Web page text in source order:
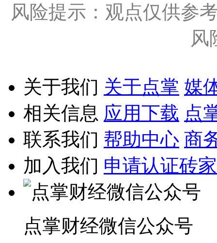
风险提示：观点仅供参
风
关于我们 关于点掌 媒
相关信息 应用下载 点
联系我们 帮助中心 商
加入我们 申请认证砖家
点掌财经微信公众号